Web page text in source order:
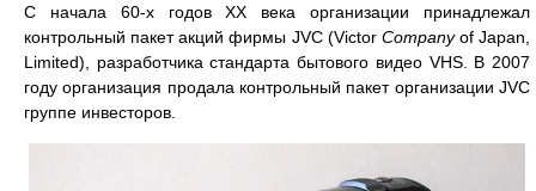
С начала 60-х годов XX века организации принадлежал
контрольный пакет акций фирмы JVC (Victor Companyof Japan,
Limited), разработчика стандарта бытового видео VHS. В 2007
году организация продала контрольный пакет организации JVC
группе инвесторов.